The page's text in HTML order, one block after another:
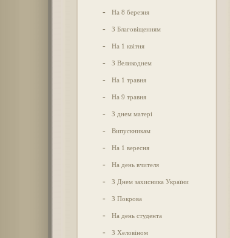
- На 8 березня
- З Благовіщенням
- На 1 квітня
- З Великоднем
- На 1 травня
- На 9 травня
- З днем матері
- Випускникам
- На 1 вересня
- На день вчителя
- З Днем захисника України
- З Покрова
- На день студента
- З Хеловіном